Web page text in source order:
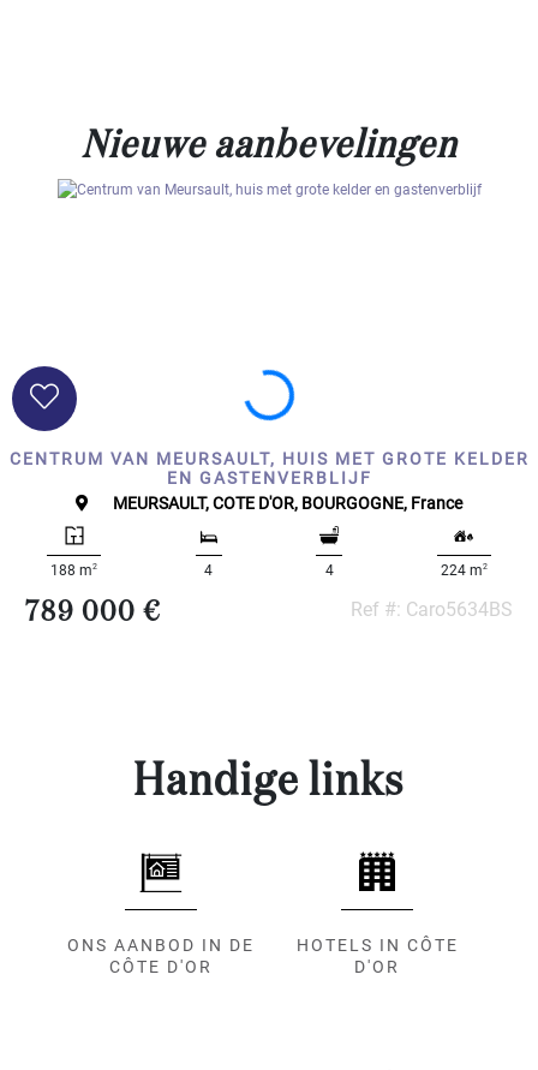
Nieuwe aanbevelingen
CENTRUM VAN MEURSAULT, HUIS MET GROTE KELDER
EN GASTENVERBLIJF
MEURSAULT, COTE D'OR, BOURGOGNE, France
188 m2 4 4 224 m2
789 000 € Ref #: Caro5634BS
Handige links
ONS AANBOD IN DE
CÔTE D'OR
HOTELS IN CÔTE
D'OR